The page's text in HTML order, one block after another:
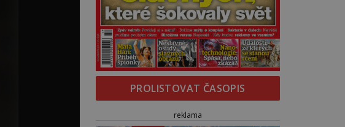
PROLISTOVAT ČASOPIS
reklama